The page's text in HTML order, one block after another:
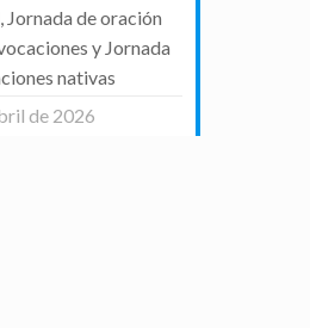
Jornada de oración
y Jornada
nativas
de 2026